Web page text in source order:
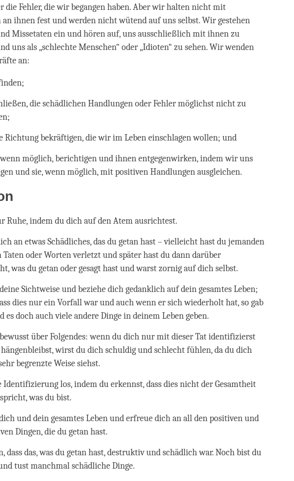
die Fehler, die wir begangen haben. Aber wir halten nicht mit
an ihnen fest und werden nicht wütend auf uns selbst. Wir gestehen
Missetaten ein und hören auf, uns ausschließlich mit ihnen zu
uns als „schlechte Menschen“ oder „Idioten“ zu sehen. Wir wenden
an:
die schädlichen Handlungen oder Fehler möglichst nicht zu
Richtung bekräftigen, die wir im Leben einschlagen wollen; und
wenn möglich, berichtigen und ihnen entgegenwirken, indem wir uns
und sie, wenn möglich, mit positiven Handlungen ausgleichen.
Ruhe, indem du dich auf den Atem ausrichtest.
an etwas Schädliches, das du getan hast – vielleicht hast du jemanden
oder Worten verletzt und später hast du dann darüber
was du getan oder gesagt hast und warst zornig auf dich selbst.
Sichtweise und beziehe dich gedanklich auf dein gesamtes Leben;
dies nur ein Vorfall war und auch wenn er sich wiederholt hat, so gab
es doch auch viele andere Dinge in deinem Leben geben.
über Folgendes: wenn du dich nur mit dieser Tat identifizierst
wirst du dich schuldig und schlecht fühlen, da du dich
begrenzte Weise siehst.
Identifizierung los, indem du erkennst, dass dies nicht der Gesamtheit
was du bist.
und dein gesamtes Leben und erfreue dich an all den positiven und
Dingen, die du getan hast.
dass das, was du getan hast, destruktiv und schädlich war. Noch bist du
tust manchmal schädliche Dinge.